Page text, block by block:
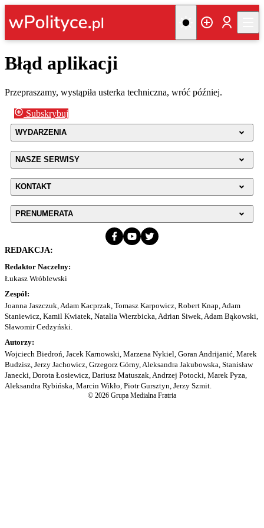
Błąd aplikacji
Przepraszamy, wystąpiła usterka techniczna, wróć później.
Subskrybuj
WYDARZENIA
NASZE SERWISY
KONTAKT
PRENUMERATA
REDAKCJA:
Redaktor Naczelny:
Łukasz Wróblewski
Zespół:
Joanna Jaszczuk, Adam Kacprzak, Tomasz Karpowicz, Robert Knap, Adam
Staniewicz, Kamil Kwiatek, Natalia Wierzbicka, Adrian Siwek, Adam Bąkowski,
Sławomir Cedzyński.
Autorzy:
Wojciech Biedroń, Jacek Karnowski, Marzena Nykiel, Goran Andrijanić, Marek
Budzisz, Jerzy Jachowicz, Grzegorz Górny, Aleksandra Jakubowska, Stanisław
Janecki, Dorota Łosiewicz, Dariusz Matuszak, Andrzej Potocki, Marek Pyza,
Aleksandra Rybińska, Marcin Wikło, Piotr Gursztyn, Jerzy Szmit.
© 2026 Grupa Medialna Fratria